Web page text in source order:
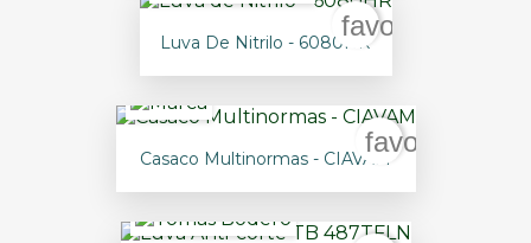
Luva De Nitrilo - 6080HR
favorite_border
Casaco Multinormas - CIAVAM